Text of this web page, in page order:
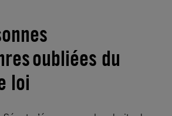
oubliées du
loi